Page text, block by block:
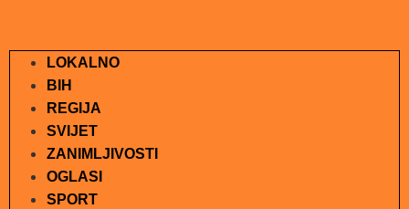
LOKALNO
BIH
REGIJA
SVIJET
ZANIMLJIVOSTI
OGLASI
SPORT